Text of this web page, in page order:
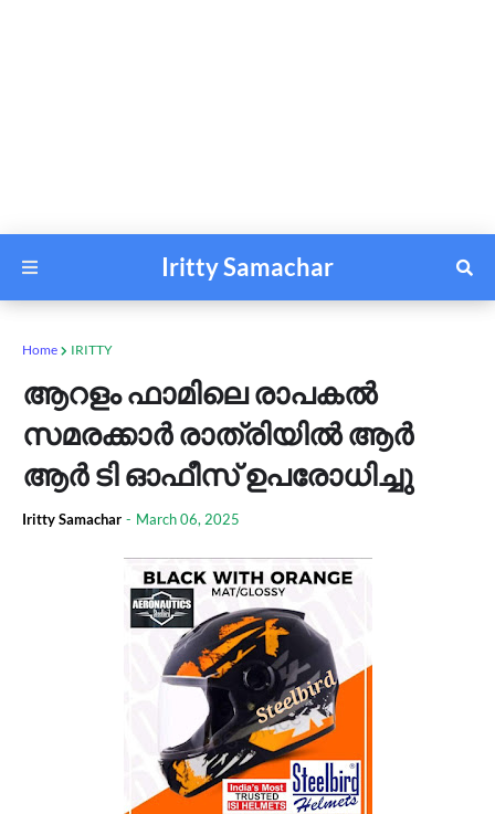
Iritty Samachar
Home IRITTY
ആറളം ഫാമിലെ രാപകൽ
സമരക്കാർ രാത്രിയിൽ ആർ
ആർ ടി ഓഫീസ് ഉപരോധിച്ചു
Iritty Samachar - March 06, 2025